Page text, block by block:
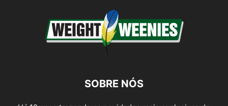
SOBRE NÓS